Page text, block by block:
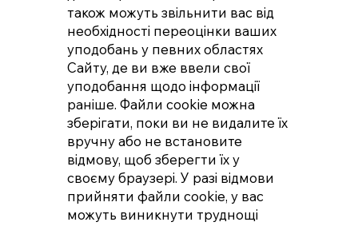
також можуть звільнити вас від
необхідності переоцінки ваших
уподобань у певних областях
Сайту, де ви вже ввели свої
уподобання щодо інформації
раніше. Файли cookie можна
зберігати, поки ви не видалите їх
вручну або не встановите
відмову, щоб зберегти їх у
своєму браузері. У разі відмови
прийняти файли cookie, у вас
можуть виникнути труднощі